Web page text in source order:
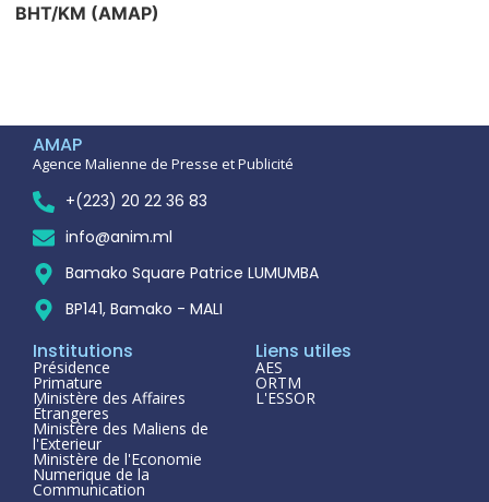
BHT/KM (AMAP)
AMAP
Agence Malienne de Presse et Publicité
+(223) 20 22 36 83
info@anim.ml
Bamako Square Patrice LUMUMBA
BP141, Bamako - MALI
Institutions
Présidence
Primature
Ministère des Affaires
Étrangeres
Ministère des Maliens de
l'Exterieur
Ministère de l'Economie
Numerique de la
Communication
Liens utiles
AES
ORTM
L'ESSOR